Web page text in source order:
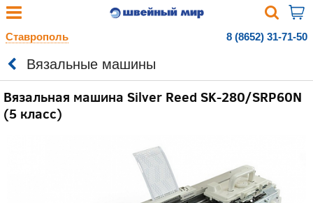
Ставрополь 8 (8652) 31-71-50
Вязальные машины
Вязальная машина Silver Reed SK-280/SRP60N
(5 класс)